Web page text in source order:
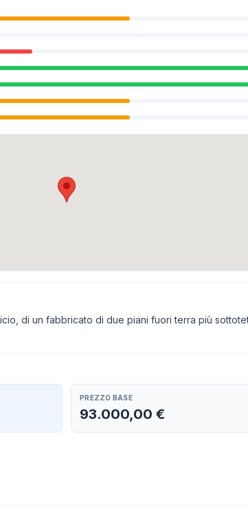
di un fabbricato di due piani fuori terra più
PREZZO BASE
93.000,00 €